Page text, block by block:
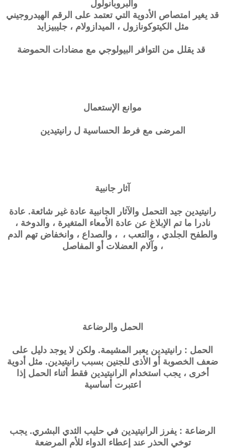
والبروبانولول
قد يغير امتصاص الأدوية التي تعتمد على الرقم الهيدروجيني
مثل الكيتوكونازول ، الميدازولام ، جليبيزايد
قد يقلل من التوافر البيولوجي مع مضادات الحموضة
موانع الإستعمال
المرضى مع فرط الحساسية ل رانيتيدين
آثار جانبية
رانيتيدين جيد التحمل والآثار الجانبية عادة غير شائعة. عادة
نادرا ما تم الإبلاغ عن عادة الأمعاء المتغيرة ، والدوخة ،
والطفح الجلدي ، والتعب ، ، والصداع ، وانخفاض تهم الدم
، وآلام العضلات أو المفاصل
الحمل والرضاعة
الحمل : رانيتيدين يعبر المشيمة. ولكن لا يوجد دليل على
ضعف الخصوبة أو الأذى للجنين بسبب رانيتيدين. مثل أدوية
أخرى ، يجب استخدام الرانيتيدين فقط أثناء الحمل إذا
اعتبرت أساسية
الرضاعة : يفرز الرانيتيدين في حليب الثدي البشري. يجب
توخي الحذر عند إعطاء الدواء للأم المرضعة